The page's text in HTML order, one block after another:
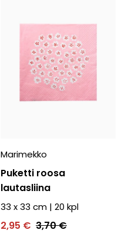
Marimekko
Puketti roosa
lautasliina
33 x 33 cm | 20 kpl
2,95 € 3,70 €